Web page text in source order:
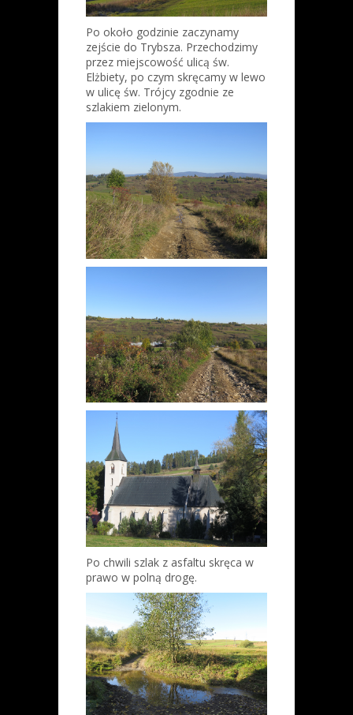
Po około godzinie zaczynamy
zejście do Trybsza. Przechodzimy
przez miejscowość ulicą św.
Elżbiety, po czym skręcamy w lewo
w ulicę św. Trójcy zgodnie ze
szlakiem zielonym.
Po chwili szlak z asfaltu skręca w
prawo w polną drogę.